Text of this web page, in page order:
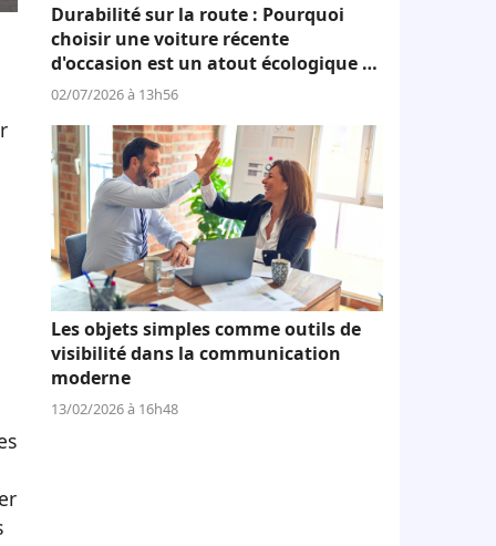
Durabilité sur la route : Pourquoi
choisir une voiture récente
d'occasion est un atout écologique et
économique
02/07/2026 à 13h56
Les objets simples comme outils de
visibilité dans la communication
moderne
13/02/2026 à 16h48